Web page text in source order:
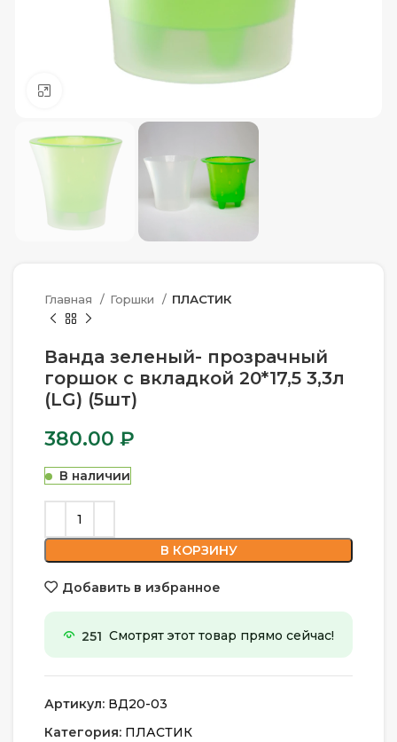
Главная Горшки ПЛАСТИК
Ванда зеленый- прозрачный
горшок с вкладкой 20*17,5 3,3л
(LG) (5шт)
380.00 ₽
В наличии
В КОРЗИНУ
Добавить в избранное
251 Смотрят этот товар прямо сейчас!
Артикул: ВД20-03
Категория: ПЛАСТИК